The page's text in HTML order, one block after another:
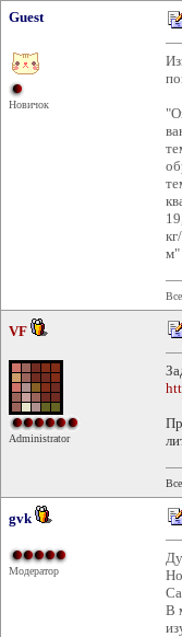
Guest
Новичок
м"
VF
Administrator
gvk
Модератор
В